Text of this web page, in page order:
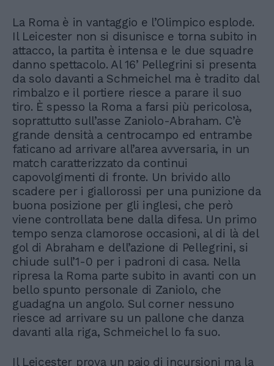
La Roma è in vantaggio e l’Olimpico esplode.
Il Leicester non si disunisce e torna subito in
attacco, la partita è intensa e le due squadre
danno spettacolo. Al 16’ Pellegrini si presenta
da solo davanti a Schmeichel ma è tradito dal
rimbalzo e il portiere riesce a parare il suo
tiro. È spesso la Roma a farsi più pericolosa,
soprattutto sull’asse Zaniolo-Abraham. C’è
grande densità a centrocampo ed entrambe
faticano ad arrivare all’area avversaria, in un
match caratterizzato da continui
capovolgimenti di fronte. Un brivido allo
scadere per i giallorossi per una punizione da
buona posizione per gli inglesi, che però
viene controllata bene dalla difesa. Un primo
tempo senza clamorose occasioni, al di là del
gol di Abraham e dell’azione di Pellegrini, si
chiude sull’1-0 per i padroni di casa. Nella
ripresa la Roma parte subito in avanti con un
bello spunto personale di Zaniolo, che
guadagna un angolo. Sul corner nessuno
riesce ad arrivare su un pallone che danza
davanti alla riga, Schmeichel lo fa suo.
Il Leicester prova un paio di incursioni ma la